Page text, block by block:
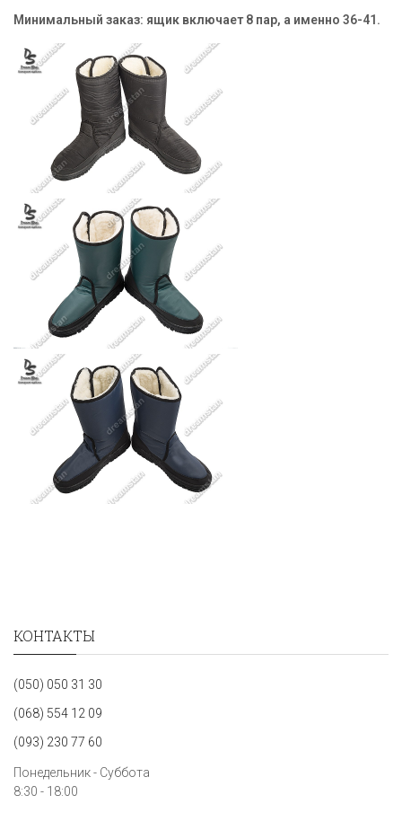
Минимальный заказ: ящик включает 8 пар, а именно 36-41.
КОНТАКТЫ
(050) 050 31 30
(068) 554 12 09
(093) 230 77 60
Понедельник - Суббота
8:30 - 18:00